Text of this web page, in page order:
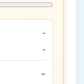
-
-
-